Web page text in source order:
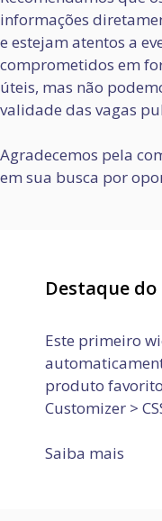
informações
e estejam atentos a
comprometidos em
úteis, mas não
validade das vagas
Agradecemos pela
em sua busca por
Destaque
Este primeiro
produto
Customizer >
Saiba mais